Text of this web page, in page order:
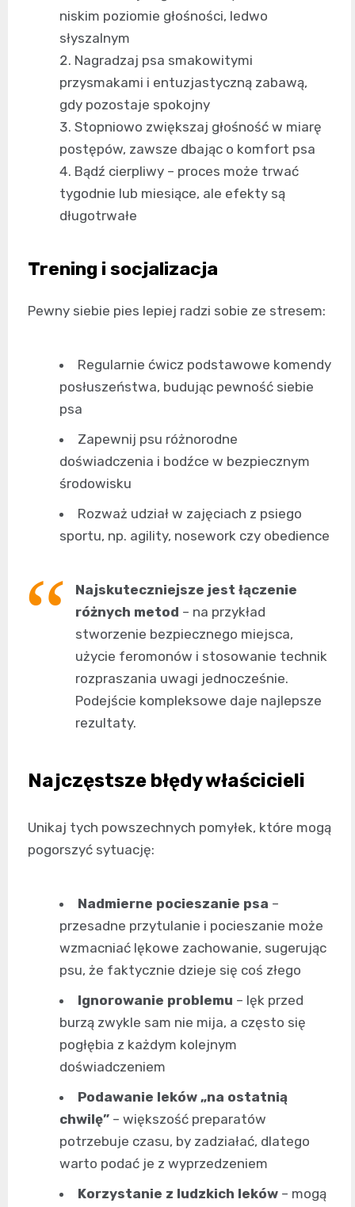
niskim poziomie głośności, ledwo
słyszalnym
Nagradzaj psa smakowitymi
przysmakami i entuzjastyczną zabawą,
gdy pozostaje spokojny
Stopniowo zwiększaj głośność w miarę
postępów, zawsze dbając o komfort psa
Bądź cierpliwy – proces może trwać
tygodnie lub miesiące, ale efekty są
długotrwałe
Trening i socjalizacja
Pewny siebie pies lepiej radzi sobie ze stresem:
Regularnie ćwicz podstawowe komendy
posłuszeństwa, budując pewność siebie
psa
Zapewnij psu różnorodne
doświadczenia i bodźce w bezpiecznym
środowisku
Rozważ udział w zajęciach z psiego
sportu, np. agility, nosework czy obedience
Najskuteczniejsze jest łączenie
różnych metod – na przykład
stworzenie bezpiecznego miejsca,
użycie feromonów i stosowanie technik
rozpraszania uwagi jednocześnie.
Podejście kompleksowe daje najlepsze
rezultaty.
Najczęstsze błędy właścicieli
Unikaj tych powszechnych pomyłek, które mogą
pogorszyć sytuację:
Nadmierne pocieszanie psa –
przesadne przytulanie i pocieszanie może
wzmacniać lękowe zachowanie, sugerując
psu, że faktycznie dzieje się coś złego
Ignorowanie problemu – lęk przed
burzą zwykle sam nie mija, a często się
pogłębia z każdym kolejnym
doświadczeniem
Podawanie leków „na ostatnią
chwilę” – większość preparatów
potrzebuje czasu, by zadziałać, dlatego
warto podać je z wyprzedzeniem
Korzystanie z ludzkich leków – mogą